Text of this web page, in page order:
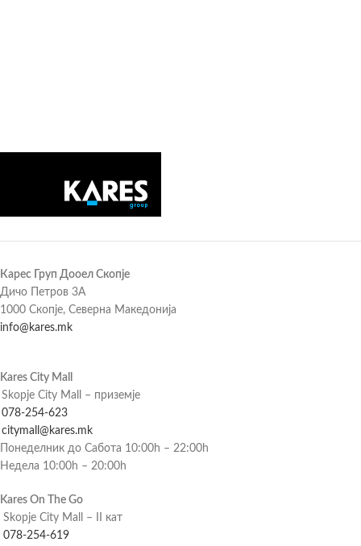
Карес Груп Дооел Скопје
Дичо Петров 3А
1000 Скопје, Северна Македонија
info@kares.mk
Kares City Mall
Skopje City Mall – приземје
078-254-623
citymall@kares.mk
Понеделник до Сабота 10:00h – 22:00h
Недела 10:00h – 20:00h
Kares On The Go
Skopje City Mall – II кат
078-254-619